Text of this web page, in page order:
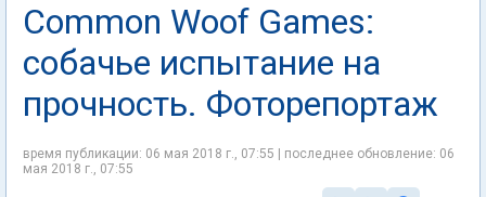
Common Woof Games:
собачье испытание на
прочность. Фоторепортаж
время публикации: 06 мая 2018 г., 07:55 | последнее обновление: 06
мая 2018 г., 07:55